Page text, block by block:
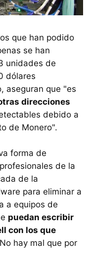
que han podido
se han
unidades de
dólares
aseguran que "es
direcciones
debido a
de Monero".
forma de
de la
de la
para eliminar a
a equipos de
puedan escribir
con los que
hay mal que por